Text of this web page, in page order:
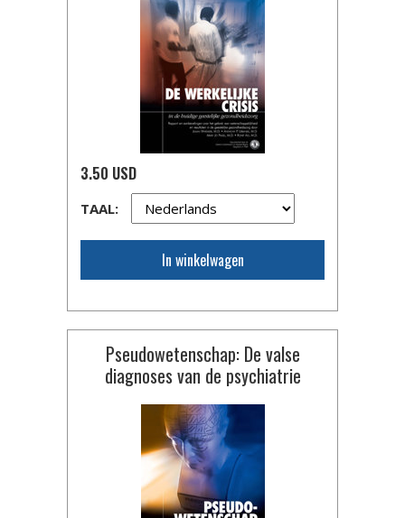
3.50 USD
TAAL:
In winkelwagen
Pseudowetenschap: De valse
diagnoses van de psychiatrie